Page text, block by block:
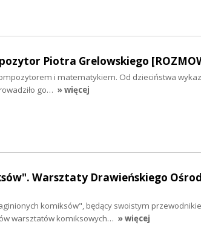
Piotra Grelowskiego
i matematykiem. Od dzieciństwa
go… » więcej
Warsztaty Drawieńskiego
komiksów", będący swoistym
warsztatów komiksowych… » więcej